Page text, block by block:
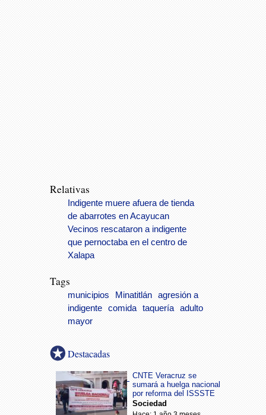
Relativas
Indigente muere afuera de tienda
de abarrotes en Acayucan
Vecinos rescataron a indigente
que pernoctaba en el centro de
Xalapa
Tags
municipios Minatitlán
agresión a
indigente
comida taquería
adulto
mayor
Destacadas
CNTE Veracruz se
sumará a huelga nacional
por reforma del ISSSTE
Sociedad